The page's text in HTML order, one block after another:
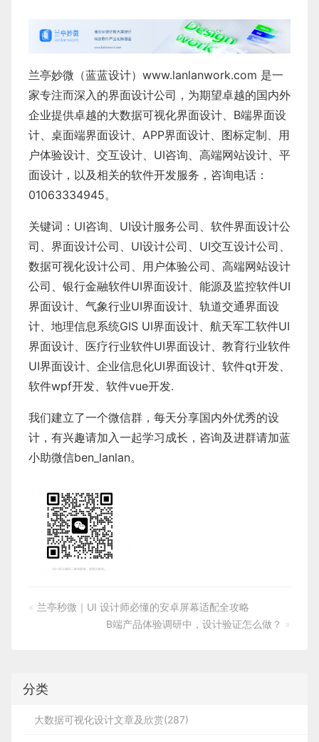
兰亭妙微（蓝蓝设计） www.lanlanwork.com 是一
家专注而深入的界面设计公司，为期望卓越的国内外
企业提供卓越的大数据可视化界面设计
B端界面设
计
桌面端界面设计 APP界面设计 图标定制
用
户体验设计
交互设计 UI咨询 高端网站设计
平
面设计 ，以及相关的软件开发服务，咨询电话：
01063334945。
关键词： UI咨询 UI设计服务公司
软件界面设计公
司、界面设计公司、 UI设计公司 UI交互设计公司
数据可视化设计公司
用户体验公司
高端网站设计
公司
银行金融软件UI界面设计 能源及监控软件UI
界面设计
气象行业UI界面设计
轨道交通界面设
计
地理信息系统GIS UI界面设计 航天军工软件UI
界面设计
医疗行业软件UI界面设计
教育行业软件
UI界面设计
企业信息化UI界面设计、 软件qt开发
软件wpf开发
软件vue开发.
我们建立了一个微信群，每天分享国内外优秀的设
计，有兴趣请加入一起学习成长，咨询及进群请加蓝
小助微信ben_lanlan。
« 兰亭秒微｜UI 设计师必懂的安卓屏幕适配全攻略
B端产品体验调研中，设计验证怎么做？ »
分类
大数据可视化设计文章及欣赏(287)